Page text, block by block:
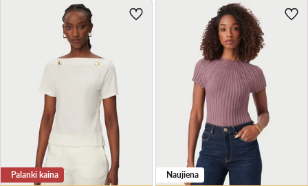
Palanki kaina Naujiena